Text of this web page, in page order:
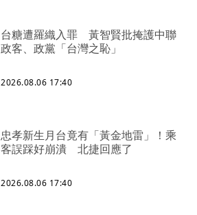
台糖遭羅織入罪 黃智賢批掩護中聯
政客、政黨「台灣之恥」
2026.08.06 17:40
忠孝新生月台竟有「黃金地雷」！乘
客誤踩好崩潰 北捷回應了
2026.08.06 17:40